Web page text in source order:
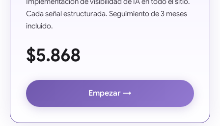
Cada señal estructurada. Seguimiento de 3 meses
incluido.
$5.868
Empezar →